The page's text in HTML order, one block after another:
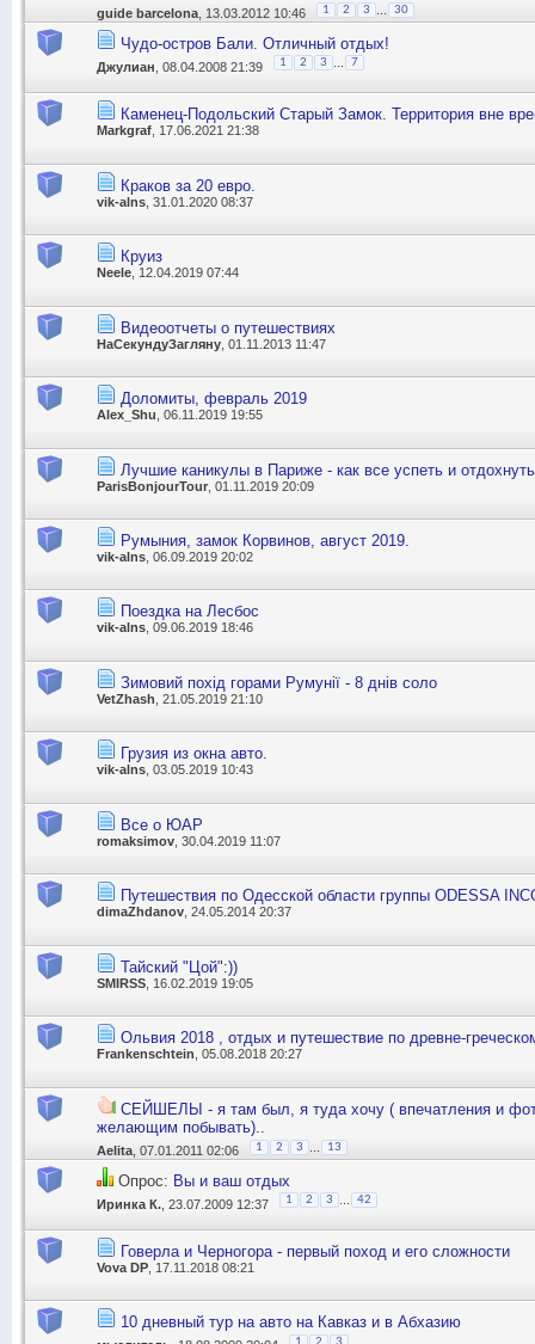
guide barcelona , 13.03.2012 10:46 1 2 3 30
Чудо-остров Бали. Отличный отдых!
Джулиан , 08.04.2008 21:39 1 2 3 ... 7
Каменец-Подольский Старый Замок. Территория вне
Markgraf , 17.06.2021 21:38
Краков за 20 евро.
vik-alns , 31.01.2020 08:37
Круиз
Neele , 12.04.2019 07:44
Видеоотчеты о путешествиях
НаСекундуЗагляну , 01.11.2013 11:47
Доломиты, февраль 2019
Alex_Shu , 06.11.2019 19:55
Лучшие каникулы в Париже - как все успеть и
ParisBonjourTour , 01.11.2019 20:09
Румыния, замок Корвинов, август 2019.
vik-alns , 06.09.2019 20:02
Поездка на Лесбос
vik-alns, 09.06.2019 18:46
Зимовий похід горами Румунії - 8 днів соло
VetZhash , 21.05.2019 21:10
Грузия из окна авто.
vik-alns, 03.05.2019 10:43
Все о ЮАР
romaksimov , 30.04.2019 11:07
Путешествия по Одесской области группы ODESSA
dimaZhdanov , 24.05.2014 20:37
Тайский "Цой":))
SMIRSS , 16.02.2019 19:05
Ольвия 2018 , отдых и путешествие по древне-
Frankenschtein , 05.08.2018 20:27
СЕЙШЕЛЫ - я там был, я туда хочу ( впечатления и
желающим побывать)..
Aelita , 07.01.2011 02:06 1 2 3 13
Опрос: Вы и ваш отдых
Иринка К. , 23.07.2009 12:37 1 2 3 42
Говерла и Черногора - первый поход и его сложности
Vova DP , 17.11.2018 08:21
10 дневный тур на авто на Кавказ и в Абхазию